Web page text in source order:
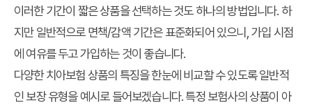
이러한 기간이 짧은 상품을 선택하는 것도 하나의 방법입니다. 하
지만 일반적으로 면책/감액 기간은 표준화되어 있으니, 가입 시점
에 여유를 두고 가입하는 것이 좋습니다.
다양한 치아보험 상품의 특징을 한눈에 비교할 수 있도록 일반적
인 보장 유형을 예시로 들어보겠습니다. 특정 보험사의 상품이 아